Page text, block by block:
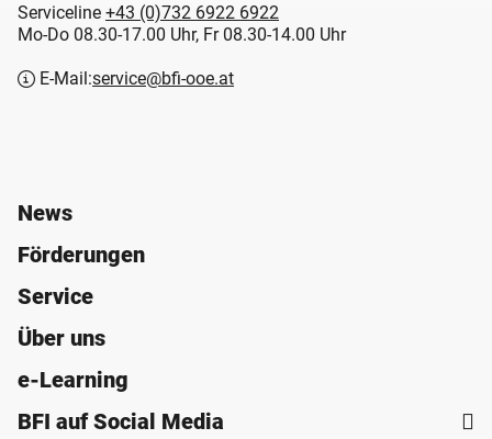
Serviceline +43 (0)732 6922 6922
Mo-Do 08.30-17.00 Uhr, Fr 08.30-14.00 Uhr
E-Mail:service@bfi-ooe.at
News
Förderungen
Service
Über uns
e-Learning
BFI auf Social Media